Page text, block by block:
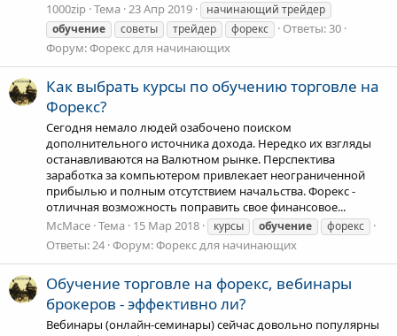
1000zip Тема 23 Апр 2019
начинающий трейдер
обучение
советы трейдер форекс
Ответы: 30
Форум:Форекс для начинающих
Как выбрать курсы по обучению торговле на
Форекс?
Сегодня немало людей озабочено поиском
дополнительного источника дохода. Нередко их взгляды
останавливаются на Валютном рынке. Перспектива
заработка за компьютером привлекает неограниченной
прибылью и полным отсутствием начальства. Форекс -
отличная возможность поправить свое финансовое...
McMace Тема 15 Мар 2018 курсы обучение форекс
Ответы: 24 Форум:Форекс для начинающих
Обучение торговле на форекс, вебинары
брокеров - эффективно ли?
Вебинары (онлайн-семинары) сейчас довольно популярны